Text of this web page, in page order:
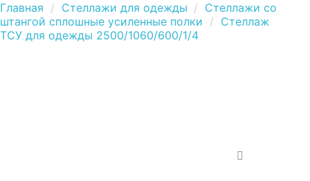
Главная Стеллажи для одежды
Стеллажи со
штангой сплошные усиленные полки
Стеллаж
ТСУ для одежды 2500/1060/600/1/4